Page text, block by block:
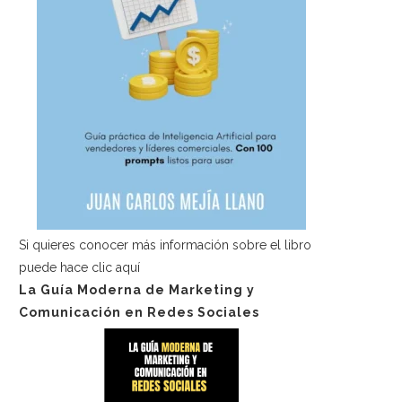
Si quieres conocer más información sobre el libro
puede hace clic aquí
La Guía Moderna de Marketing y
Comunicación en Redes Sociales